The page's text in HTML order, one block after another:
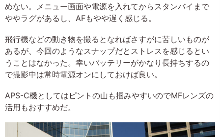
めない。メニュー画面や電源を入れてからスタンバイまで
ややラグがあるし、AFもやや遅く感じる。
飛行機などの動き物を撮るとなればさすがに苦しいものが
あるが、今回のようなスナップだとストレスを感じるとい
うことはなかった。幸いバッテリーがかなり長持ちするの
で撮影中は常時電源オンにしておけば良い。
APS-C機としてはピントの山も掴みやすいのでMFレンズの
活用もおすすめだ。